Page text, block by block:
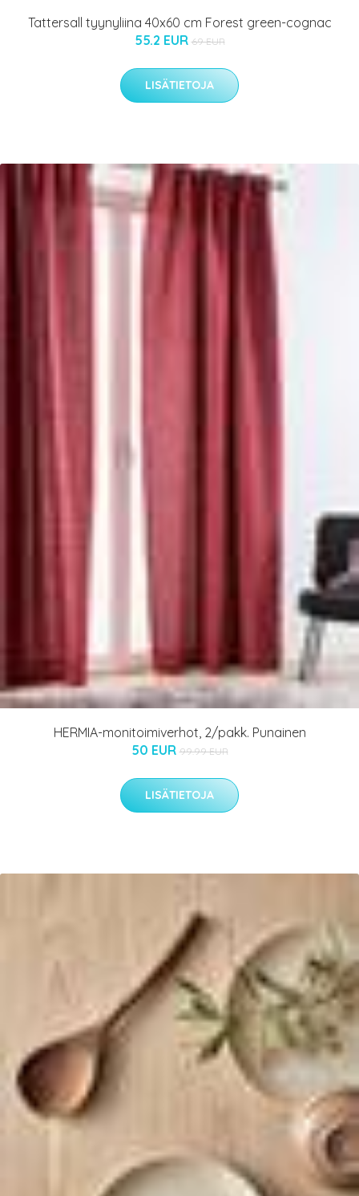
Tattersall tyynyliina 40x60 cm Forest green-cognac
55.2 EUR 69 EUR
LISÄTIETOJA
HERMIA-monitoimiverhot, 2/pakk. Punainen
50 EUR 99.99 EUR
LISÄTIETOJA